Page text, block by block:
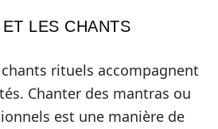
LES CHANTS
rituels accompagnent
Chanter des mantras ou
est une manière de